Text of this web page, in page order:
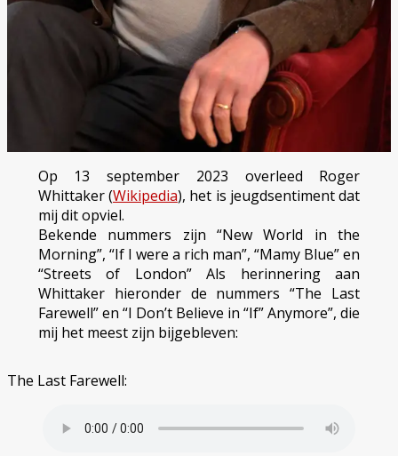
Op 13 september 2023 overleed Roger
Whittaker (Wikipedia), het is jeugdsentiment dat
mij dit opviel.
Bekende nummers zijn “New World in the
Morning”, “If I were a rich man”, “Mamy Blue” en
“Streets of London” Als herinnering aan
Whittaker hieronder de nummers “The Last
Farewell” en “I Don’t Believe in “If” Anymore”, die
mij het meest zijn bijgebleven:
The Last Farewell: